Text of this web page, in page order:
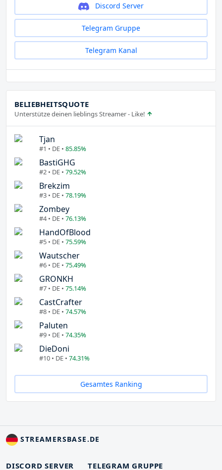
Discord Server
Telegram Gruppe
Telegram Kanal
BELIEBHEITSQUOTE
Unterstütze deinen lieblings Streamer - Like!
Tjan
#1 • DE • 85.85%
BastiGHG
#2 • DE • 79.52%
Brekzim
#3 • DE • 78.19%
Zombey
#4 • DE • 76.13%
HandOfBlood
#5 • DE • 75.59%
Wautscher
#6 • DE • 75.49%
GRONKH
#7 • DE • 75.14%
CastCrafter
#8 • DE • 74.57%
Paluten
#9 • DE • 74.35%
DieDoni
#10 • DE • 74.31%
Gesamtes Ranking
STREAMERSBASE.DE
DISCORD SERVER TELEGRAM GRUPPE